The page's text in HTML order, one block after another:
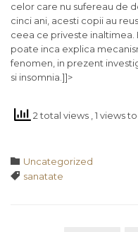
celor care nu sufereau de
cinci ani, acesti copii au
ceea ce priveste inaltimea.
poate inca explica
fenomen, in prezent
si insomnia.]]>
2 total views , 1 views
 Category
Uncategorized
 Tags
sanatate